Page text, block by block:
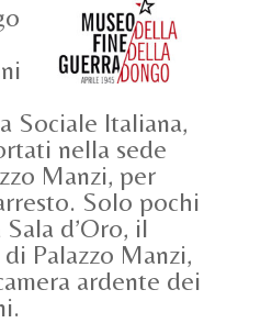
Sociale Italiana,
nella sede
Manzi, per
Solo pochi
d’Oro, il
Palazzo Manzi,
ardente dei